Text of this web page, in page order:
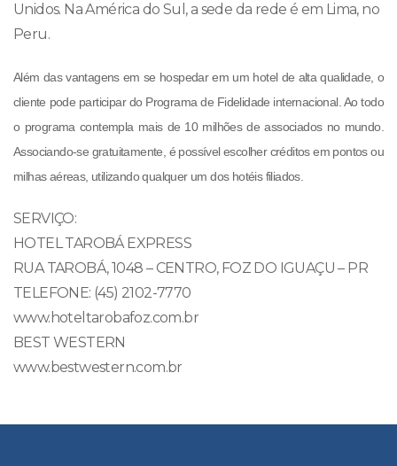
Unidos. Na América do Sul, a sede da rede é em Lima, no
Peru.
Além das vantagens em se hospedar em um hotel de alta qualidade, o
cliente pode participar do Programa de Fidelidade internacional. Ao todo
o programa contempla mais de 10 milhões de associados no mundo.
Associando-se gratuitamente, é possível escolher créditos em pontos ou
milhas aéreas, utilizando qualquer um dos hotéis filiados.
SERVIÇO:
HOTEL TAROBÁ EXPRESS
RUA TAROBÁ, 1048 – CENTRO, FOZ DO IGUAÇU – PR
TELEFONE: (45) 2102-7770
www.hoteltarobafoz.com.br
BEST WESTERN
www.bestwestern.com.br